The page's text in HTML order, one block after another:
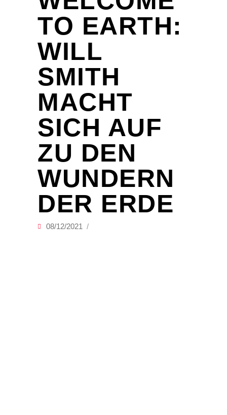
TO EARTH:
WILL
SMITH
MACHT
SICH AUF
ZU DEN
WUNDERN
DER ERDE
08/12/2021